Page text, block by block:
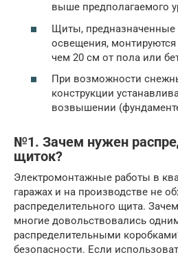
выше предполагаемого
Щиты, предназначенные
освещения,
чем 20 см от пола или
При возможности
конструкции
возвышении
№1. Зачем нужен
щиток?
Электромонтажные работы в
гаражах и на производстве не
распределительного щита.
многие довольствовались
распределительными
безопасности. Если